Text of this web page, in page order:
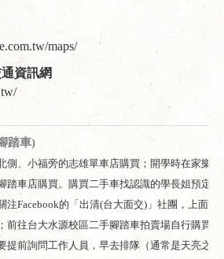
maps/
資訊網
踏車)
側、小福旁的志雄單車店購買；開學時在家樂
踏車店購買。購買二手車找認識的學長姐預定
注Facebook的「出清(台大面交)」社團，上面不
前往台大水源校區二手腳踏車拍賣場自行購買
提前詢問工作人員，早去排隊（通常是天亮之